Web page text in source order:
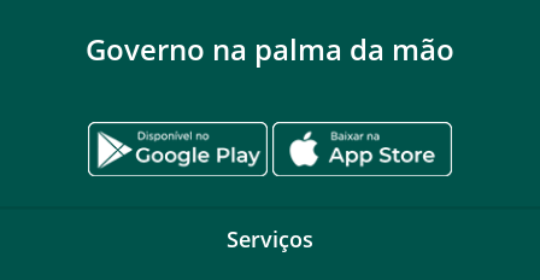
Governo na palma da mão
Serviços